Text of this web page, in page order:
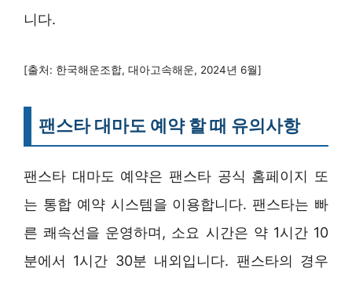
니다.
[출처: 한국해운조합, 대아고속해운, 2024년 6월]
팬스타 대마도 예약 할 때 유의사항
팬스타 대마도 예약은 팬스타 공식 홈페이지 또
는 통합 예약 시스템을 이용합니다. 팬스타는 빠
른 쾌속선을 운영하며, 소요 시간은 약 1시간 10
분에서 1시간 30분 내외입니다. 팬스타의 경우